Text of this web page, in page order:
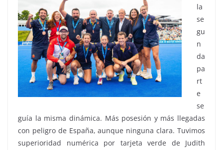
la
se
gu
n
da
pa
rt
e
se
guía la misma dinámica. Más posesión y más llegadas
con peligro de España, aunque ninguna clara. Tuvimos
superioridad numérica por tarjeta verde de Judith